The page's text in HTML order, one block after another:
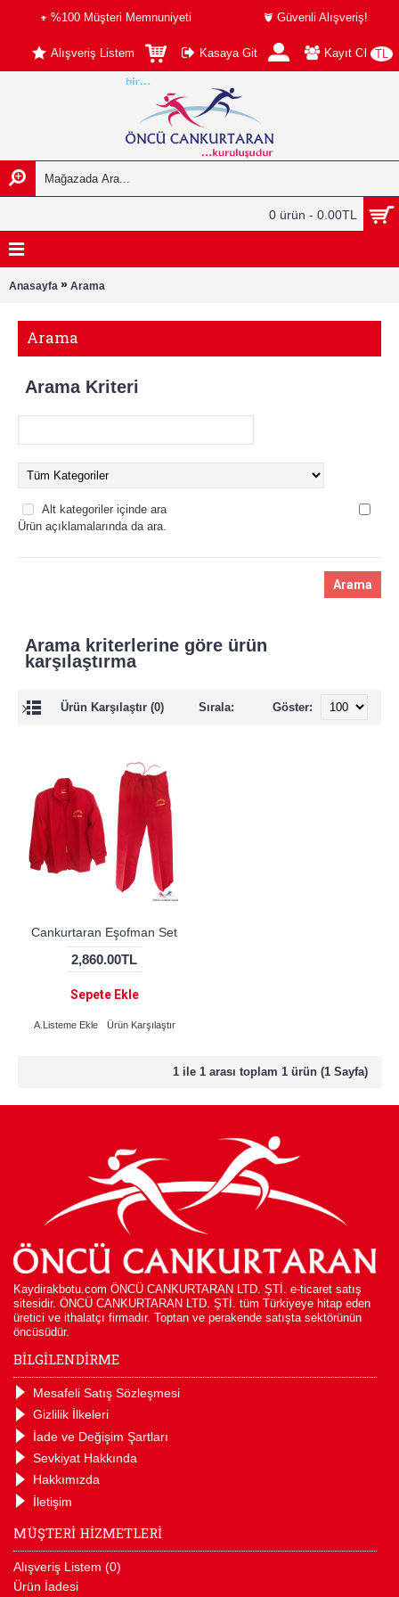
%100 Müşteri Memnuniyeti Güvenli Alışveriş!
TL
Alışveriş Listem Kasaya Git Kayıt Ol
0 ürün - 0.00TL
Anasayfa » Arama
Arama
Arama Kriteri
Alt kategoriler içinde ara
Ürün açıklamalarında da ara.
Arama kriterlerine göre ürün
karşılaştırma
Ürün Karşılaştır (0) Göster:
Sırala:
Cankurtaran Eşofman Set
2,860.00TL
Sepete Ekle
A.Listeme Ekle Ürün Karşılaştır
1 ile 1 arası toplam 1 ürün (1 Sayfa)
Kaydirakbotu.com ÖNCÜ CANKURTARAN LTD. ŞTİ. e-ticaret satış
sitesidir. ÖNCÜ CANKURTARAN LTD. ŞTİ. tüm Türkiyeye hitap eden
üretici ve ithalatçı firmadır. Toptan ve perakende satışta sektörünün
öncüsüdür.
BİLGİLENDİRME
Mesafeli Satış Sözleşmesi
Gizlilik İlkeleri
İade ve Değişim Şartları
Sevkiyat Hakkında
Hakkımızda
İletişim
MÜŞTERİ HİZMETLERİ
Alışveriş Listem (0)
Ürün İadesi